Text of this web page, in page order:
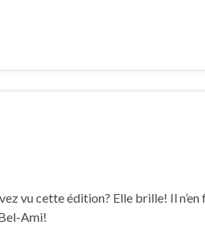
vu cette édition? Elle brille! Il
Ami!